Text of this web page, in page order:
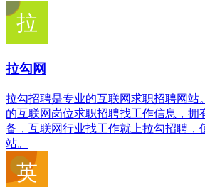
拉勾网
拉勾招聘是专业的互联网求职招聘网站
的互联网岗位求职招聘找工作信息，拥
备，互联网行业找工作就上拉勾招聘，
站。